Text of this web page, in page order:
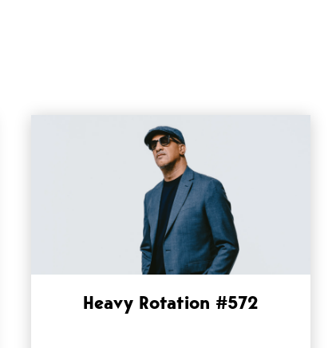
Heavy Rotation #572